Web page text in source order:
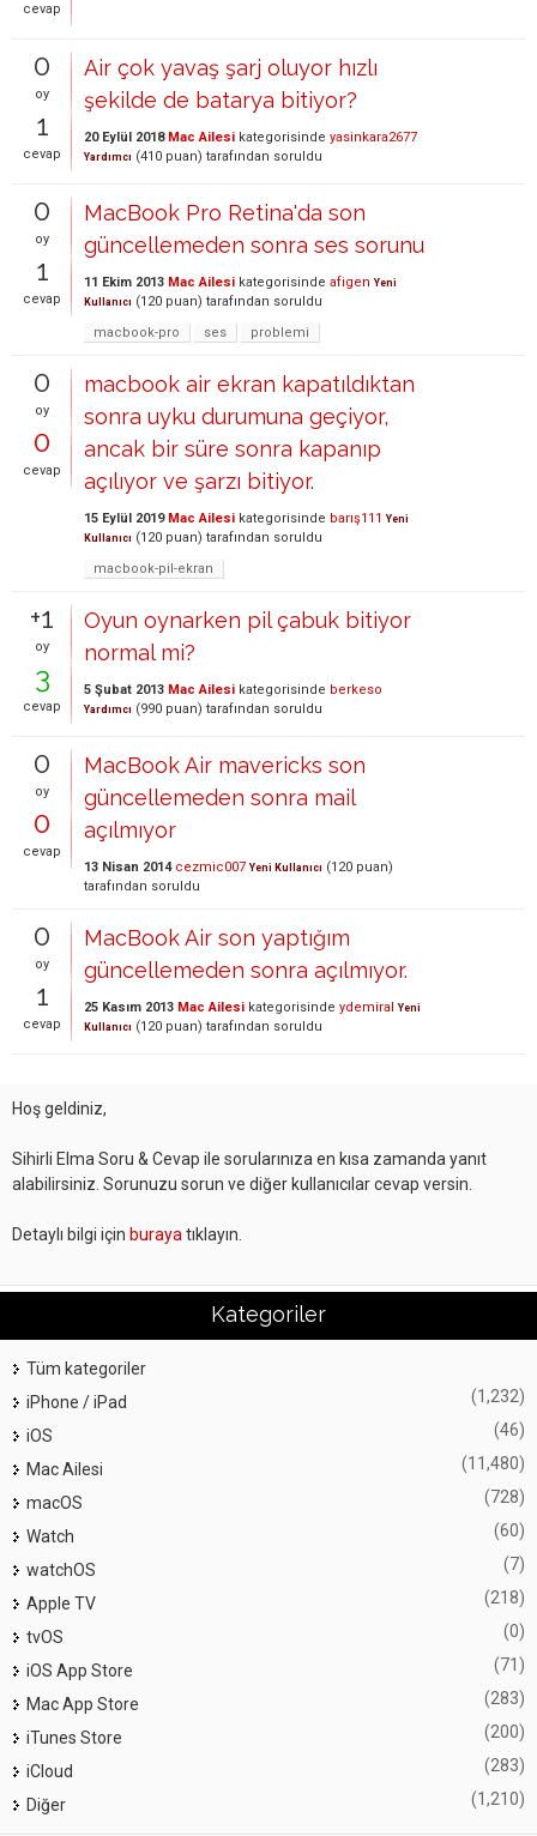
cevap
0
oy
1
cevap
Air çok yavaş şarj oluyor hızlı
şekilde de batarya bitiyor?
20 Eylül 2018 Mac Ailesi kategorisinde yasinkara2677
Yardımcı (410 puan) tarafından soruldu
0
oy
1
cevap
MacBook Pro Retina'da son
güncellemeden sonra ses sorunu
11 Ekim 2013 Mac Ailesi kategorisinde afigen Yeni
Kullanıcı (120 puan) tarafından soruldu
macbook-pro
ses problemi
0
oy
0
cevap
macbook air ekran kapatıldıktan
sonra uyku durumuna geçiyor,
ancak bir süre sonra kapanıp
açılıyor ve şarzı bitiyor.
15 Eylül 2019 Mac Ailesi kategorisinde barış111 Yeni
Kullanıcı (120 puan) tarafından soruldu
macbook-pil-ekran
+1
oy
3
cevap
Oyun oynarken pil çabuk bitiyor
normal mi?
5 Şubat 2013 Mac Ailesi kategorisinde berkeso
Yardımcı (990 puan) tarafından soruldu
0
oy
0
cevap
MacBook Air mavericks son
güncellemeden sonra mail
açılmıyor
13 Nisan 2014 cezmic007 Yeni Kullanıcı (120 puan)
tarafından soruldu
0
oy
1
cevap
MacBook Air son yaptığım
güncellemeden sonra açılmıyor.
25 Kasım 2013 Mac Ailesi kategorisinde ydemiral Yeni
Kullanıcı (120 puan) tarafından soruldu
Hoş geldiniz,
Sihirli Elma Soru & Cevap ile sorularınıza en kısa zamanda yanıt
alabilirsiniz. Sorunuzu sorun ve diğer kullanıcılar cevap versin.
Detaylı bilgi için buraya tıklayın.
Kategoriler
Tüm kategoriler
iPhone / iPad
(1,232)
iOS (46)
Mac Ailesi (11,480)
macOS (728)
Watch (60)
watchOS (7)
Apple TV (218)
tvOS (0)
iOS App Store (71)
Mac App Store (283)
iTunes Store (200)
iCloud (283)
Diğer (1,210)